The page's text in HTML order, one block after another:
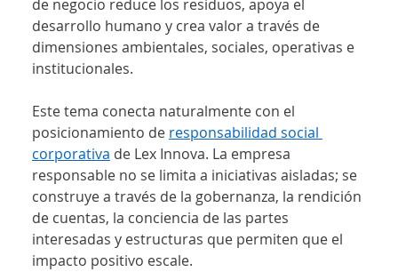
de negocio reduce los residuos, apoya el
desarrollo humano y crea valor a través de
dimensiones ambientales, sociales, operativas e
institucionales.
Este tema conecta naturalmente con el
posicionamiento de responsabilidad social
corporativa de Lex Innova. La empresa
responsable no se limita a iniciativas aisladas; se
construye a través de la gobernanza, la rendición
de cuentas, la conciencia de las partes
interesadas y estructuras que permiten que el
impacto positivo escale.